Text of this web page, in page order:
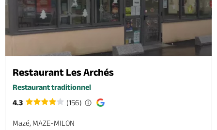
Restaurant Les Archés
Restaurant traditionnel
4.3
(156)
Mazé, MAZE-MILON